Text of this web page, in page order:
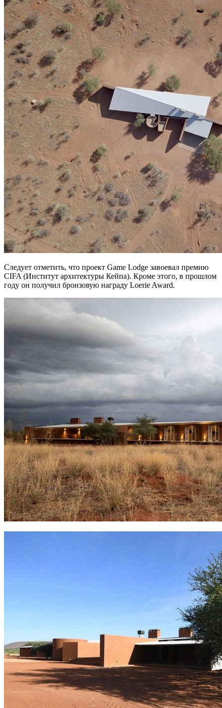
Следует отметить, что проект Game Lodge завоевал премию
CIFA (Институт архитектуры Кейпа). Кроме этого, в прошлом
году он получил бронзовую награду Loerie Award.